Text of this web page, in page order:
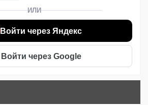
ИЛИ
Войти через Яндекс
Войти через Google